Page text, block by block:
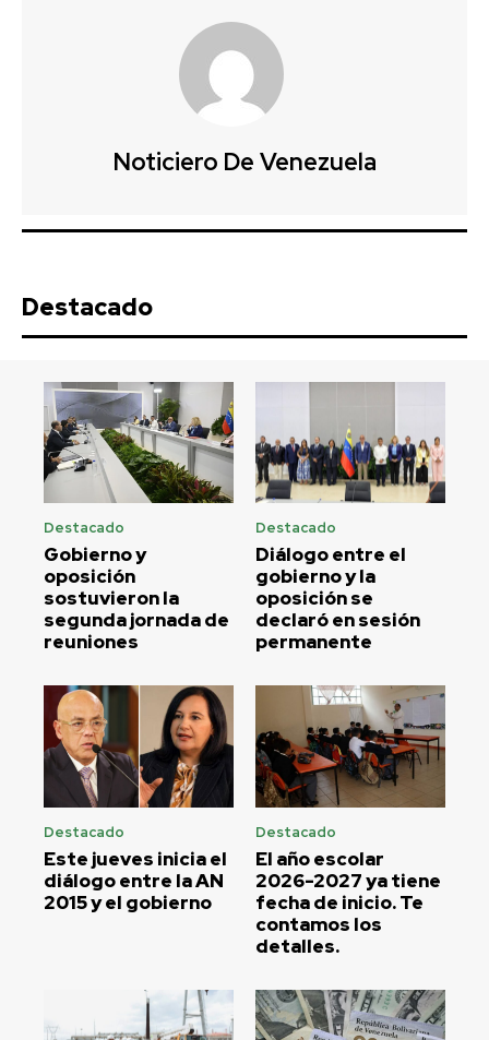
Noticiero De Venezuela
Destacado
Destacado
Gobierno y
oposición
sostuvieron la
segunda jornada de
reuniones
Destacado
Diálogo entre el
gobierno y la
oposición se
declaró en sesión
permanente
Destacado
Este jueves inicia el
diálogo entre la AN
2015 y el gobierno
Destacado
El año escolar
2026-2027 ya tiene
fecha de inicio. Te
contamos los
detalles.